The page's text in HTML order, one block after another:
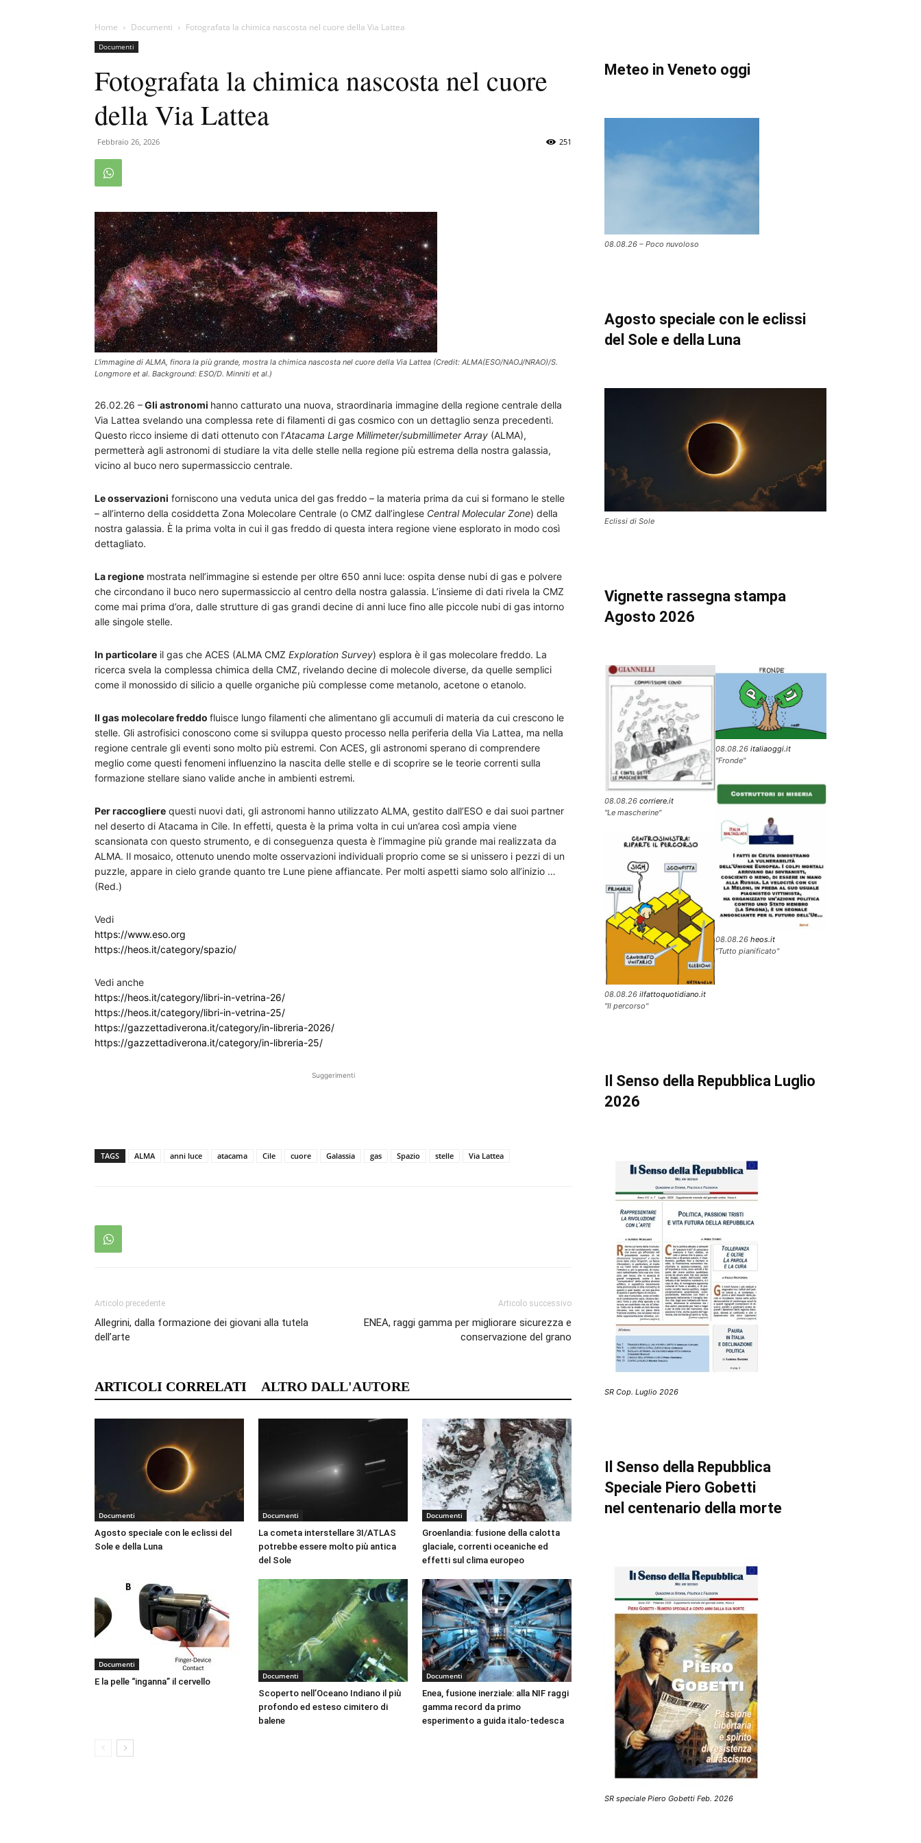
Home Documenti Fotografata la chimica nascosta nel cuore della Via Lattea
Documenti
Fotografata la chimica nascosta nel cuore
della Via Lattea
Febbraio 26, 2026 251
L'immagine di ALMA, finora la più grande, mostra la chimica nascosta nel cuore della Via Lattea (Credit: ALMA(ESO/NAOJ/NRAO)/S.
Longmore et al. Background: ESO/D. Minniti et al.)
26.02.26 –Gli astronomi hanno catturato una nuova, straordinaria immagine della regione centrale della
Via Lattea svelando una complessa rete di filamenti di gas cosmico con un dettaglio senza precedenti.
Questo ricco insieme di dati ottenuto con l’Atacama Large Millimeter/submillimeter Array (ALMA),
permetterà agli astronomi di studiare la vita delle stelle nella regione più estrema della nostra galassia,
vicino al buco nero supermassiccio centrale.
Le osservazioni forniscono una veduta unica del gas freddo – la materia prima da cui si formano le stelle
– all’interno della cosiddetta Zona Molecolare Centrale (o CMZ dall’inglese Central Molecular Zone) della
nostra galassia. È la prima volta in cui il gas freddo di questa intera regione viene esplorato in modo così
dettagliato.
La regione mostrata nell’immagine si estende per oltre 650 anni luce: ospita dense nubi di gas e polvere
che circondano il buco nero supermassiccio al centro della nostra galassia. L’insieme di dati rivela la CMZ
come mai prima d’ora, dalle strutture di gas grandi decine di anni luce fino alle piccole nubi di gas intorno
alle singole stelle.
In particolare il gas che ACES (ALMA CMZ Exploration Survey) esplora è il gas molecolare freddo. La
ricerca svela la complessa chimica della CMZ, rivelando decine di molecole diverse, da quelle semplici
come il monossido di silicio a quelle organiche più complesse come metanolo, acetone o etanolo.
Il gas molecolare freddo fluisce lungo filamenti che alimentano gli accumuli di materia da cui crescono le
stelle. Gli astrofisici conoscono come si sviluppa questo processo nella periferia della Via Lattea, ma nella
regione centrale gli eventi sono molto più estremi. Con ACES, gli astronomi sperano di comprendere
meglio come questi fenomeni influenzino la nascita delle stelle e di scoprire se le teorie correnti sulla
formazione stellare siano valide anche in ambienti estremi.
Per raccogliere questi nuovi dati, gli astronomi hanno utilizzato ALMA, gestito dall’ESO e dai suoi partner
nel deserto di Atacama in Cile. In effetti, questa è la prima volta in cui un’area così ampia viene
scansionata con questo strumento, e di conseguenza questa è l’immagine più grande mai realizzata da
ALMA. Il mosaico, ottenuto unendo molte osservazioni individuali proprio come se si unissero i pezzi di un
puzzle, appare in cielo grande quanto tre Lune piene affiancate. Per molti aspetti siamo solo all’inizio …
(Red.)
Vedi
https://www.eso.org
https://heos.it/category/spazio/
Vedi anche
https://heos.it/category/libri-in-vetrina-26/
https://heos.it/category/libri-in-vetrina-25/
https://gazzettadiverona.it/category/in-libreria-2026/
https://gazzettadiverona.it/category/in-libreria-25/
Suggerimenti
TAGS ALMA anni luce atacama Cile cuore Galassia gas Spazio stelle Via Lattea
Articolo precedente
Allegrini, dalla formazione dei giovani alla tutela
dell’arte
Articolo successivo
ENEA, raggi gamma per migliorare sicurezza e
conservazione del grano
ARTICOLI CORRELATI ALTRO DALL'AUTORE
Documenti
Agosto speciale con le eclissi del
Sole e della Luna
Documenti
La cometa interstellare 3I/ATLAS
potrebbe essere molto più antica
del Sole
Documenti
Groenlandia: fusione della calotta
glaciale, correnti oceaniche ed
effetti sul clima europeo
Documenti
E la pelle “inganna” il cervello
Documenti
Scoperto nell’Oceano Indiano il più
profondo ed esteso cimitero di
balene
Documenti
Enea, fusione inerziale: alla NIF raggi
gamma record da primo
esperimento a guida italo-tedesca
Meteo in Veneto oggi
08.08.26 – Poco nuvoloso
Agosto speciale con le eclissi
del Sole e della Luna
Eclissi di Sole
Vignette rassegna stampa
Agosto 2026
08.08.26 corriere.it
"Le mascherine"
08.08.26 ilfattoquotidiano.it
"Il percorso"
08.08.26 italiaoggi.it
"Fronde"
08.08.26 heos.it
"Tutto pianificato"
Il Senso della Repubblica Luglio
2026
SR Cop. Luglio 2026
Il Senso della Repubblica
Speciale Piero Gobetti
nel centenario della morte
SR speciale Piero Gobetti Feb. 2026